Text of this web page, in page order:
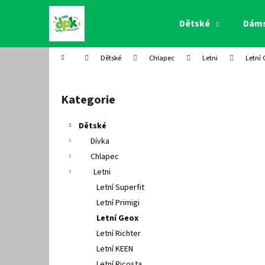
Dětské
Domů Dětské Chlapec Letni Letní
Přeskočit
kategorie
Kategorie
Dětské
Dívka
Chlapec
Letni
Letní Superfit
Letní Primigi
Letní Geox
Letní Richter
Letní KEEN
í
Zpět
do
Zpět
do